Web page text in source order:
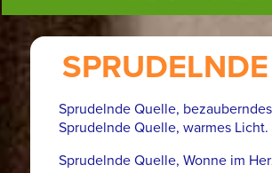
Sprudelnde Quelle,
Sprudelnde Quelle, warmes Licht.
Sprudelnde Quelle, Wonne im